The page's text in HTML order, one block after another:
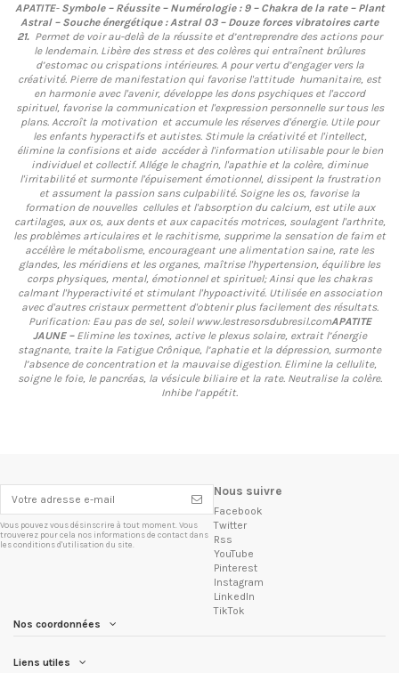
APATITE- Symbole – Réussite – Numérologie : 9 – Chakra de la rate – Plant
Astral – Souche énergétique : Astral 03 – Douze forces vibratoires carte
21. Permet de voir au-delà de la réussite et d’entreprendre des actions pour
le lendemain. Libère des stress et des colères qui entraînent brûlures
d’estomac ou crispations intérieures. A pour vertu d’engager vers la
créativité. Pierre de manifestation qui favorise l'attitude humanitaire, est
en harmonie avec l'avenir, développe les dons psychiques et l'accord
spirituel, favorise la communication et l'expression personnelle sur tous les
plans. Accroît la motivation et accumule les réserves d'énergie. Utile pour
les enfants hyperactifs et autistes. Stimule la créativité et l'intellect,
élimine la confisions et aide accéder à l'information utilisable pour le bien
individuel et collectif. Allége le chagrin, l'apathie et la colère, diminue
l'irritabilité et surmonte l'épuisement émotionnel, dissipent la frustration
et assument la passion sans culpabilité. Soigne les os, favorise la
formation de nouvelles cellules et l'absorption du calcium, est utile aux
cartilages, aux os, aux dents et aux capacités motrices, soulagent l'arthrite,
les problèmes articulaires et le rachitisme, supprime la sensation de faim et
accélère le métabolisme, encourageant une alimentation saine, rate les
glandes, les méridiens et les organes, maîtrise l'hypertension, équilibre les
corps physiques, mental, émotionnel et spirituel; Ainsi que les chakras
calmant l'hyperactivité et stimulant l'hypoactivité. Utilisée en association
avec d'autres cristaux permettent d'obtenir plus facilement des résultats.
Purification: Eau pas de sel, soleil www.lestresorsdubresil.comAPATITE
JAUNE – Elimine les toxines, active le plexus solaire, extrait l’énergie
stagnante, traite la Fatigue Crônique, l’aphatie et la dépression, surmonte
l’absence de concentration et la mauvaise digestion. Elimine la cellulite,
soigne le foie, le pancréas, la vésicule biliaire et la rate. Neutralise la colère.
Inhibe l’appétit.
Vous pouvez vous désinscrire à tout moment. Vous
trouverez pour cela nos informations de contact dans
les conditions d'utilisation du site.
Nous suivre
Facebook
Twitter
Rss
YouTube
Pinterest
Instagram
LinkedIn
TikTok
Nos coordonnées
Liens utiles